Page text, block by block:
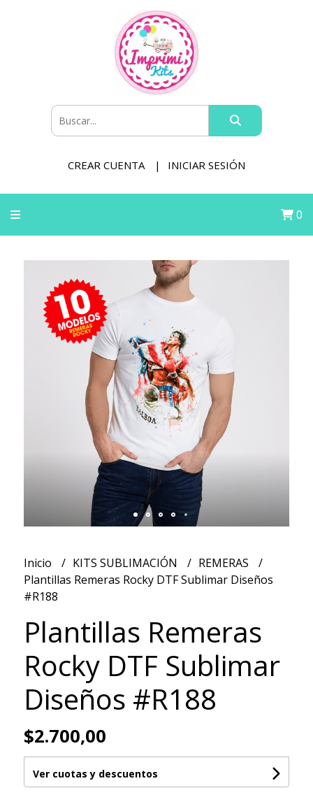
CREAR CUENTA INICIAR SESIÓN
0
Inicio KITS SUBLIMACIÓN
REMERAS
Plantillas Remeras Rocky DTF Sublimar Diseños
#R188
Plantillas Remeras
Rocky DTF Sublimar
Diseños #R188
$2.700,00
Ver cuotas y descuentos